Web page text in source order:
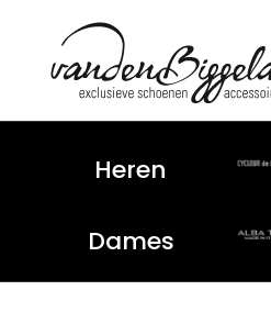
Heren
Dames